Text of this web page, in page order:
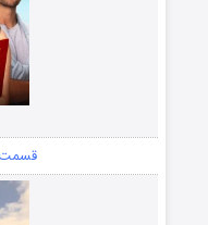
قسمت